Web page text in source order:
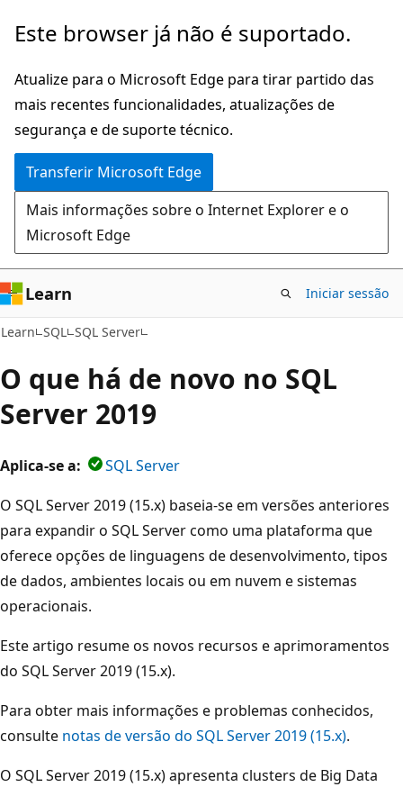
Saltar
o
conteúdo
principal
Este browser já não é suportado.
Atualize para o Microsoft Edge para tirar partido das
mais recentes funcionalidades, atualizações de
segurança e de suporte técnico.
Transferir Microsoft Edge
Mais informações sobre o Internet Explorer e o
Microsoft Edge
Learn Iniciar sessão
Learn SQL SQL Server
O que há de novo no SQL
Server 2019
Aplica-se a:
SQL Server
O SQL Server 2019 (15.x) baseia-se em versões anteriores
para expandir o SQL Server como uma plataforma que
oferece opções de linguagens de desenvolvimento, tipos
de dados, ambientes locais ou em nuvem e sistemas
operacionais.
Este artigo resume os novos recursos e aprimoramentos
do SQL Server 2019 (15.x).
Para obter mais informações e problemas conhecidos,
consulte notas de versão do SQL Server 2019 (15.x).
O SQL Server 2019 (15.x) apresenta clusters de Big Data